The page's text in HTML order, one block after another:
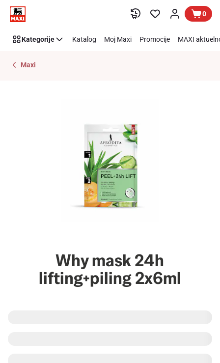
Preskoči link 0
Kategorije Katalog Moj Maxi Promocije MAXI
Maxi
Why mask 24h
lifting+piling 2x6ml